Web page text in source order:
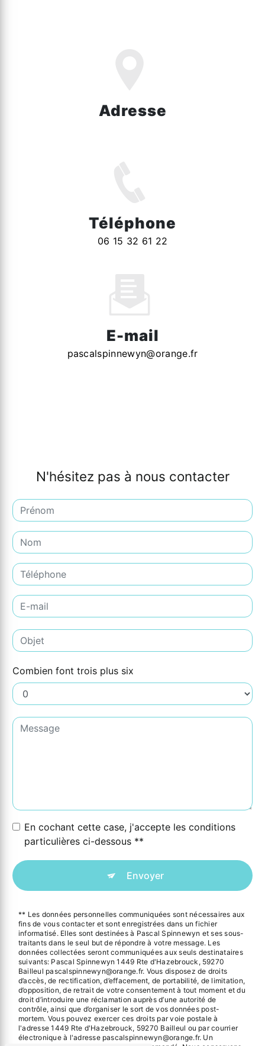
Adresse
Téléphone
06 15 32 61 22
E-mail
pascalspinnewyn@orange.fr
N'hésitez pas à nous contacter
Combien font trois plus six
En cochant cette case, j'accepte les conditions
particulières ci-dessous **
Envoyer
** Les données personnelles communiquées sont nécessaires aux
fins de vous contacter et sont enregistrées dans un fichier
informatisé. Elles sont destinées à Pascal Spinnewyn et ses sous-
traitants dans le seul but de répondre à votre message. Les
données collectées seront communiquées aux seuls destinataires
suivants: Pascal Spinnewyn 1449 Rte d'Hazebrouck, 59270
Bailleul pascalspinnewyn@orange.fr. Vous disposez de droits
d’accès, de rectification, d’effacement, de portabilité, de limitation,
d’opposition, de retrait de votre consentement à tout moment et du
droit d’introduire une réclamation auprès d’une autorité de
contrôle, ainsi que d’organiser le sort de vos données post-
mortem. Vous pouvez exercer ces droits par voie postale à
l'adresse 1449 Rte d'Hazebrouck, 59270 Bailleul ou par courrier
électronique à l'adresse pascalspinnewyn@orange.fr. Un